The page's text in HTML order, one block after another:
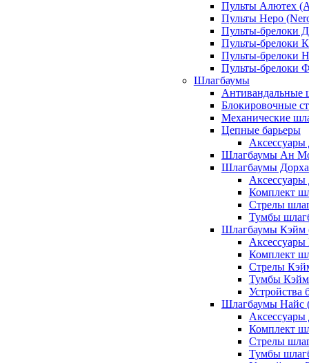
Пульты Алютех
Пульты Неро
Пульты-брелоки
Пульты-брелоки
Пульты-брелоки
Пульты-брелоки
Шлагбаумы
Антивандальные
Блокировочные
Механические
Цепные барьеры
Аксессуары
Шлагбаумы Ан
Шлагбаумы
Комплект
Стрелы
Тумбы
Шлагбаумы Кэйм
Комплект
Стрелы
Тумбы
Устройства
Шлагбаумы Найс
Комплект
Стрелы
Тумбы